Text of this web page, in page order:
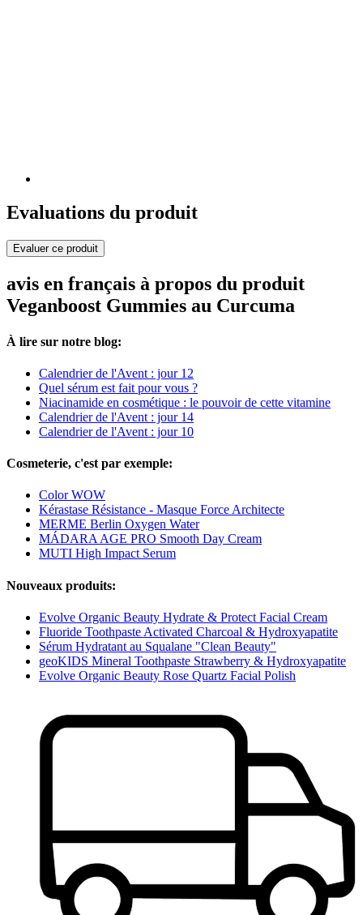
Evaluations du produit
Evaluer ce produit
avis en français à propos du produit
Veganboost Gummies au Curcuma
À lire sur notre blog:
Calendrier de l'Avent : jour 12
Quel sérum est fait pour vous ?
Niacinamide en cosmétique : le pouvoir de cette vitamine
Calendrier de l'Avent : jour 14
Calendrier de l'Avent : jour 10
Cosmeterie, c'est par exemple:
Color WOW
Kérastase Résistance - Masque Force Architecte
MERME Berlin Oxygen Water
MÁDARA AGE PRO Smooth Day Cream
MUTI High Impact Serum
Nouveaux produits:
Evolve Organic Beauty Hydrate & Protect Facial Cream
Fluoride Toothpaste Activated Charcoal & Hydroxyapatite
Sérum Hydratant au Squalane "Clean Beauty"
geoKIDS Mineral Toothpaste Strawberry & Hydroxyapatite
Evolve Organic Beauty Rose Quartz Facial Polish